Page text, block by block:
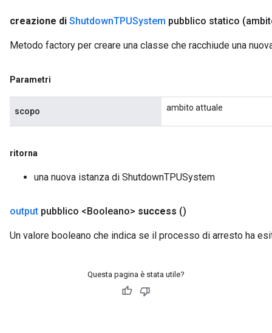
creazione di ShutdownTPUSystem pubblico statico
Metodo factory per creare una classe che racchiude una
Parametri
scopo ambito attuale
ritorna
una nuova istanza di ShutdownTPUSystem
output pubblico <Booleano> success ()
Un valore booleano che indica se il processo di arresto ha
Questa pagina è stata utile?